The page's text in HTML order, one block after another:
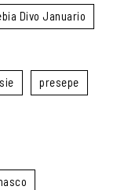
Divo Januario
presepe